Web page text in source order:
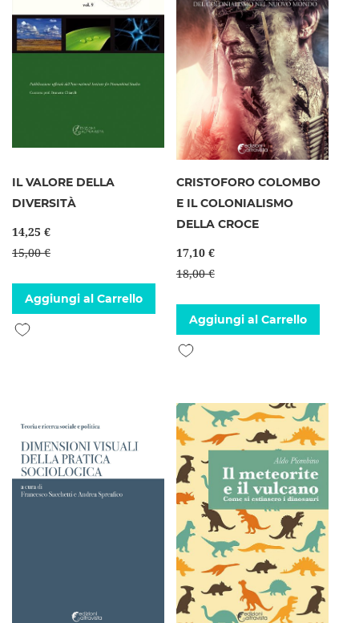
IL VALORE DELLA
DIVERSITÀ
14,25 €
15,00 €
Aggiungi al Carrello
Aggiungi alla lista desideri
CRISTOFORO COLOMBO
E IL COLONIALISMO
DELLA CROCE
17,10 €
18,00 €
Aggiungi al Carrello
Aggiungi alla lista desideri